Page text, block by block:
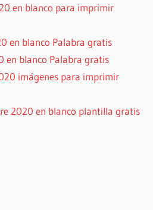
en blanco para imprimir
en blanco Palabra gratis
en blanco Palabra gratis
imágenes para imprimir
2020 en blanco plantilla gratis